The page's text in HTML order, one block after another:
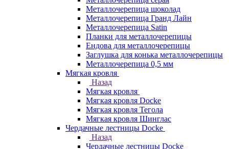
Металлочерепица шоколад
Металлочерепица Гранд Лайн
Металлочерепица Satin
Планки для металлочерепицы
Ендова для металлочерепицы
Заглушка для конька металлочерепицы
Металлочерепица 0,5 мм
Мягкая кровля
Назад
Мягкая кровля
Мягкая кровля Docke
Мягкая кровля Тегола
Мягкая кровля Шинглас
Чердачные лестницы Docke
Назад
Чердачные лестницы Docke